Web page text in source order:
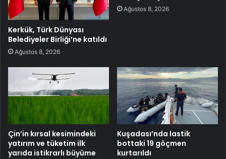
Kerkük, Türk Dünyası
Belediyeler Birliği’ne katıldı
Ağustos 8, 2026
Ağustos 8, 2026
Çin’in kırsal kesimindeki
yatırım ve tüketim ilk
yarıda istikrarlı büyüme
Kuşadası’nda lastik
bottaki 19 göçmen
kurtarıldı